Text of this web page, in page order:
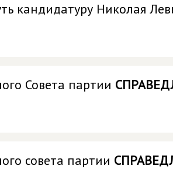
кандидатуру Николая
Совета партии
совета партии